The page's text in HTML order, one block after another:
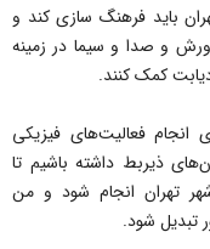
باید فرهنگ سازی کند و
و صدا و سیما در زمینه
کمک کنند.
انجام فعالیت‌های فیزیکی
ذیربط داشته باشیم تا
تهران انجام شود و من
تبدیل شود.